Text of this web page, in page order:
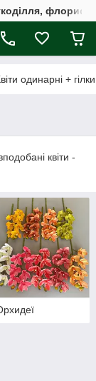
одинарні +
квіти -